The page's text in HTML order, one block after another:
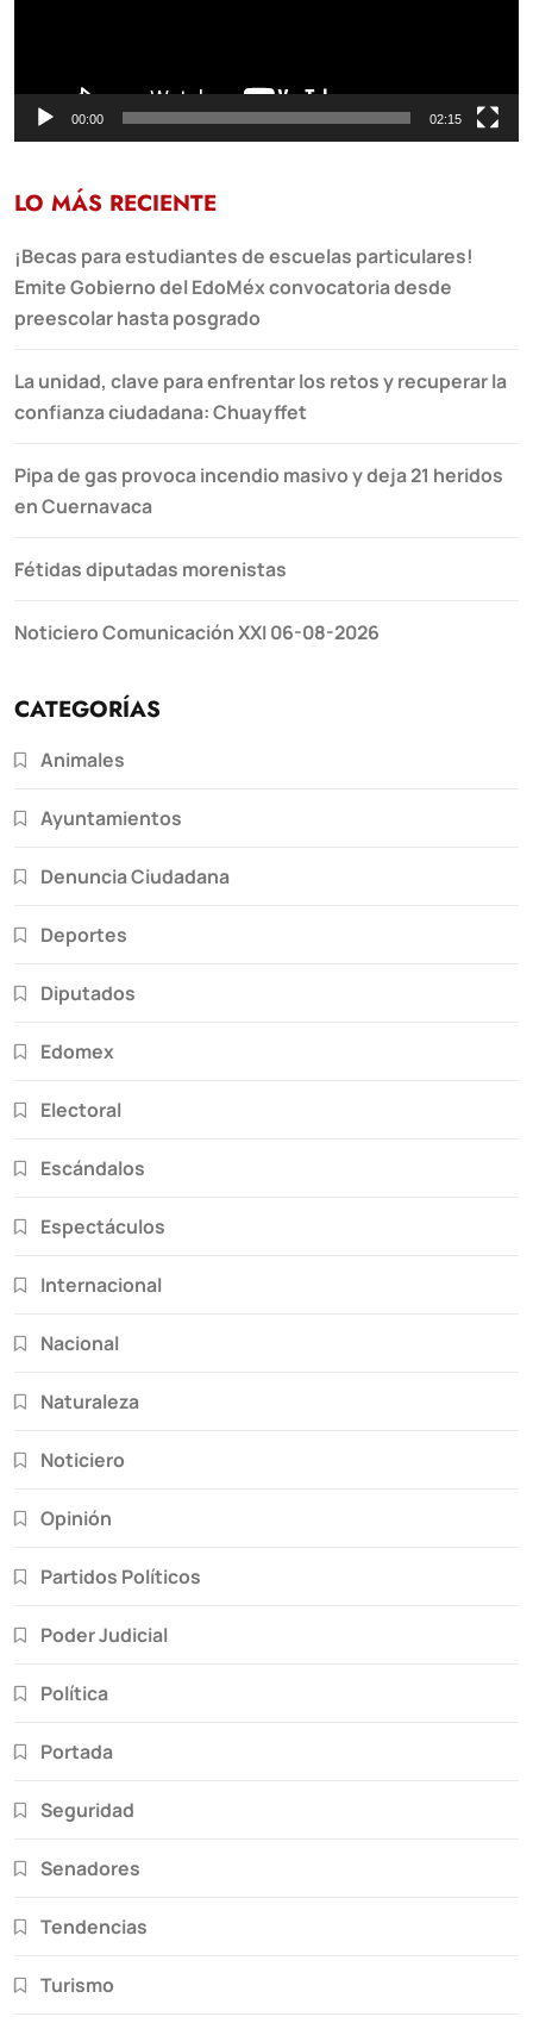
00:00 02:15
LO MÁS RECIENTE
¡Becas para estudiantes de escuelas particulares!
Emite Gobierno del EdoMéx convocatoria desde
preescolar hasta posgrado
La unidad, clave para enfrentar los retos y recuperar la
confianza ciudadana: Chuayffet
Pipa de gas provoca incendio masivo y deja 21 heridos
en Cuernavaca
Fétidas diputadas morenistas
Noticiero Comunicación XXI 06-08-2026
CATEGORÍAS
Animales
Ayuntamientos
Denuncia Ciudadana
Deportes
Diputados
Edomex
Electoral
Escándalos
Espectáculos
Internacional
Nacional
Naturaleza
Noticiero
Opinión
Partidos Políticos
Poder Judicial
Política
Portada
Seguridad
Senadores
Tendencias
Turismo